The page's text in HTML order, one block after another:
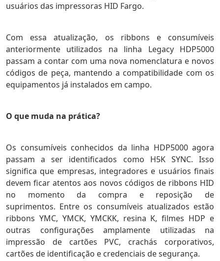
usuários das impressoras HID Fargo.
Com essa atualização, os ribbons e consumíveis
anteriormente utilizados na linha Legacy HDP5000
passam a contar com uma nova nomenclatura e novos
códigos de peça, mantendo a compatibilidade com os
equipamentos já instalados em campo.
O que muda na prática?
Os consumíveis conhecidos da linha HDP5000 agora
passam a ser identificados como H5K SYNC. Isso
significa que empresas, integradores e usuários finais
devem ficar atentos aos novos códigos de ribbons HID
no momento da compra e reposição de
suprimentos. Entre os consumíveis atualizados estão
ribbons YMC, YMCK, YMCKK, resina K, filmes HDP e
outras configurações amplamente utilizadas na
impressão de cartões PVC, crachás corporativos,
cartões de identificação e credenciais de segurança.